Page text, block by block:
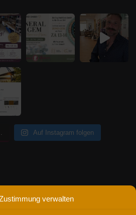
verwalten
Auf Instagram folgen